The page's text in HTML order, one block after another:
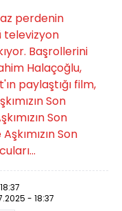
perdenin
televizyon
Başrollerini
Halaçoğlu,
paylaştığı film,
Son
Son
Son
- 18:37